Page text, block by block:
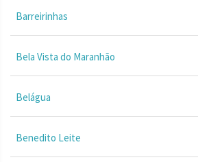
Barreirinhas
Bela Vista do Maranhão
Belágua
Benedito Leite